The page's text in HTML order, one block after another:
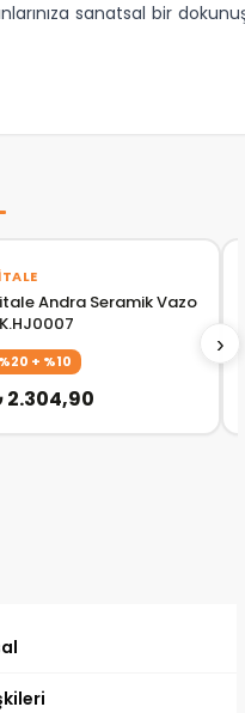
sanatsal bir
›
Andra Seramik Vazo
%20 + %10
2.304,90